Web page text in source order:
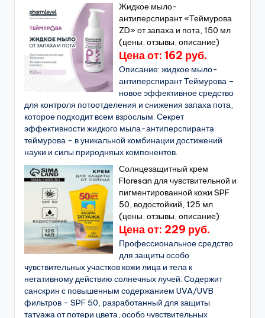
Жидкое мыло-
антиперспирант «Теймурова
ZD» от запаха и пота, 150 мл
(цены, отзывы, описание)
Цена от: 162 руб.
Описание: жидкое мыло-
антиперспирант Теймурова –
новое эффективное средство
для контроля потоотделения и снижения запаха пота,
которое подходит всем взрослым. Секрет
эффективности жидкого мыла-антиперспиранта
теймурова − в уникальной комбинации достижений
науки и силы природняых компонентов.
Солнцезащитный крем
Floresan для чувствительной и
пигментированной кожи SPF
50, водостойкий, 125 мл
(цены, отзывы, описание)
Цена от: 229 руб.
Профессиональное средство
для защиты особо
чувствительных участков кожи лица и тела к
негативному действию солнечных лучей. Содержит
санскрин с повышенным содержанием UVA/UVB
фильтров - SPF 50, разработанный для защиты
татуажа от потери цвета, особо чувствительных